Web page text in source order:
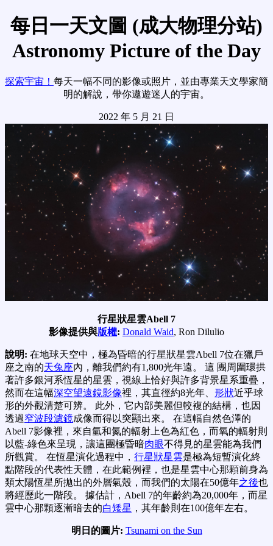
每日一天文圖 (成大物理分站)
Astronomy Picture of the Day
探索宇宙！ 每天一幅不同的影像或照片，並由專業天文學家簡
明的解說，帶你遨遊迷人的宇宙。
2022 年 5 月 21 日
行星狀星雲Abell 7
影像提供與版權: Donald Waid, Ron Dilulio
說明: 在地球天空中，極為昏暗的行星狀星雲Abell 7位在獵戶
座之南的天兔座內，離我們約有1,800光年遠。 這 團周圍環拱
著許多銀河系恆星的星雲，視線上恰好與許多背景星系重疊，
然而在這幅深空望遠鏡影像裡，其直徑約8光年、 形狀近乎球
形的外觀清楚可辨。 此外，它內部美麗但較複的結構，也因
透過窄波段濾鏡成像而得以突顯出來。 在這幅自然色澤的
Abell 7影像裡，來自氫和氮的輻射上色為紅色，而氧的輻射則
以藍-綠色來呈現，讓這團極昏暗肉眼不得見的星雲能為我們
所觀賞。 在恆星演化過程中， 行星狀星雲是極為短暫演化終
點階段的代表性天體，在此範例裡，也是星雲中心那顆前身為
類太陽恆星所拋出的外層氣殼，而我們的太陽在50億年之後也
將經歷此一階段。 據估計，Abell 7的年齡約為20,000年，而星
雲中心那顆逐漸暗去的白矮星 ，其年齡則在100億年左右。
明日的圖片: Tsunami on the Sun